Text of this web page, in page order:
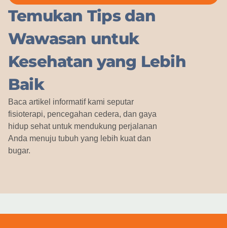
Temukan Tips dan
Wawasan untuk
Kesehatan yang Lebih
Baik
Baca artikel informatif kami seputar
fisioterapi, pencegahan cedera, dan gaya
hidup sehat untuk mendukung perjalanan
Anda menuju tubuh yang lebih kuat dan
bugar.